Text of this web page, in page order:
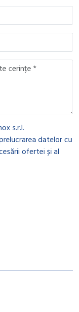
s.r.l.
datelor cu
ofertei și al